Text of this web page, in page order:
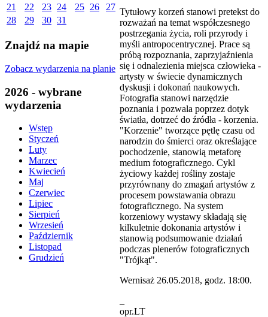
21
22 23 24 25 26
27
28
29 30 31
Znajdź na mapie
Zobacz wydarzenia na planie
2026 - wybrane
wydarzenia
Wstęp
Styczeń
Luty
Marzec
Kwiecień
Maj
Czerwiec
Lipiec
Sierpień
Wrzesień
Październik
Listopad
Grudzień
Tytułowy korzeń stanowi pretekst do
rozważań na temat współczesnego
postrzegania życia, roli przyrody i
myśli antropocentrycznej. Prace są
próbą rozpoznania, zaprzyjaźnienia
się i odnalezienia miejsca człowieka -
artysty w świecie dynamicznych
dyskusji i dokonań naukowych.
Fotografia stanowi narzędzie
poznania i pozwala poprzez dotyk
światła, dotrzeć do źródła - korzenia.
"Korzenie" tworzące pętlę czasu od
narodzin do śmierci oraz określające
pochodzenie, stanowią metaforę
medium fotograficznego. Cykl
życiowy każdej rośliny zostaje
przyrównany do zmagań artystów z
procesem powstawania obrazu
fotograficznego. Na system
korzeniowy wystawy składają się
kilkuletnie dokonania artystów i
stanowią podsumowanie działań
podczas plenerów fotograficznych
"Trójkąt".
Wernisaż 26.05.2018, godz. 18:00.
opr.LT